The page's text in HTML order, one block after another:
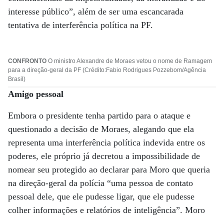
interesse público”, além de ser uma escancarada
tentativa de interferência política na PF.
CONFRONTO O ministro Alexandre de Moraes vetou o nome de Ramagem
para a direção-geral da PF (Crédito:Fabio Rodrigues Pozzebom/Agência
Brasil)
Amigo pessoal
Embora o presidente tenha partido para o ataque e
questionado a decisão de Moraes, alegando que ela
representa uma interferência política indevida entre os
poderes, ele próprio já decretou a impossibilidade de
nomear seu protegido ao declarar para Moro que queria
na direção-geral da polícia “uma pessoa de contato
pessoal dele, que ele pudesse ligar, que ele pudesse
colher informações e relatórios de inteligência”. Moro